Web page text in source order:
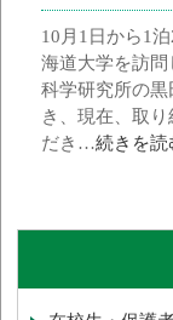
10月1日から1
海道大学を訪
科学研究所の
き、現在、取
だき…続きを読